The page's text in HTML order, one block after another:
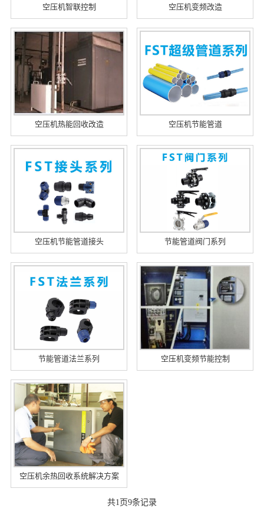
空压机智联控制 空压机变频改造
空压机热能回收改造 空压机节能管道
空压机节能管道接头 节能管道阀门系列
节能管道法兰系列 空压机变频节能控制
空压机余热回收系统解决方案
共1 页9条记录